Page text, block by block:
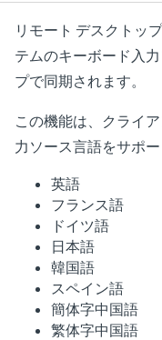
リモート デスクトッ
テムのキーボード入
プで同期されます。
この機能は、クライ
力ソース言語をサポー
英語
フランス語
ドイツ語
日本語
韓国語
スペイン語
簡体字中国語
繁体字中国語